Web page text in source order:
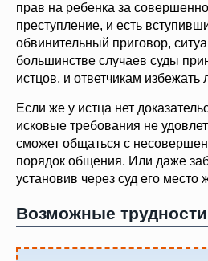
прав на ребенка за
преступление, и есть
обвинительный приговор,
большинстве случаев суды
истцов, и ответчикам избежать
Если же у истца нет
исковые требования не
сможет общаться с
порядок общения. Или даже
установив через суд его место
Возможные трудности